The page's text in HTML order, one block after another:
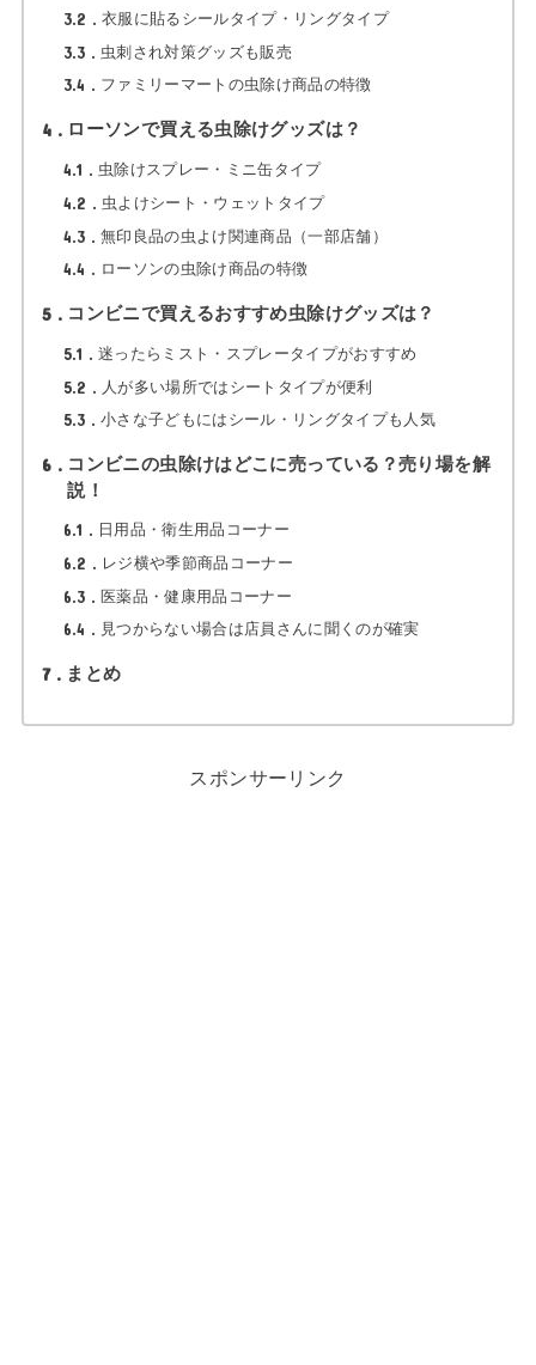
3.2 衣服に貼るシールタイプ・リングタイプ
3.3 虫刺され対策グッズも販売
3.4 ファミリーマートの虫除け商品の特徴
4 ローソンで買える虫除けグッズは？
4.1 虫除けスプレー・ミニ缶タイプ
4.2 虫よけシート・ウェットタイプ
4.3 無印良品の虫よけ関連商品（一部店舗）
4.4 ローソンの虫除け商品の特徴
5 コンビニで買えるおすすめ虫除けグッズは？
5.1 迷ったらミスト・スプレータイプがおすすめ
5.2 人が多い場所ではシートタイプが便利
5.3 小さな子どもにはシール・リングタイプも人気
6
コンビニの虫除けはどこに売っている？売り場を解
説！
6.1 日用品・衛生用品コーナー
6.2 レジ横や季節商品コーナー
6.3 医薬品・健康用品コーナー
6.4 見つからない場合は店員さんに聞くのが確実
7 まとめ
スポンサーリンク